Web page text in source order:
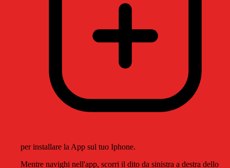
per installare la App sul tuo Iphone.
Mentre navighi nell'app, scorri il dito da sinistra a destra dello